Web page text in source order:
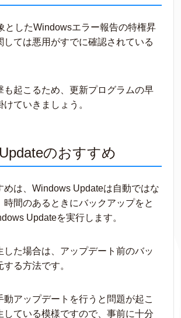
としたWindowsエラー報告の特権昇
しては悪用がすでに確認されている
も起こるため、更新プログラムの早
ていきましょう。
のおすすめ
めは、Windows Updateは自動ではな
時間のあるときにバックアップをと
Updateを実行します。
した場合は、アップデート前のバッ
る方法です。
動アップデートを行うと問題が起こ
している模様ですので、事前に十分